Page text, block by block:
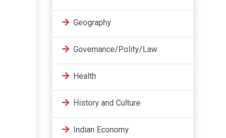
Geography
Governance/Polity/Law
Health
History and Culture
Indian Economy